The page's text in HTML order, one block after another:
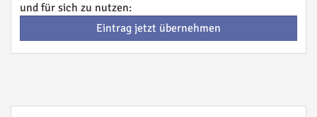
und für sich zu nutzen:
Eintrag jetzt übernehmen